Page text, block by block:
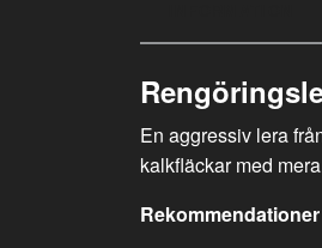
En aggressiv lera
kalkfläckar med